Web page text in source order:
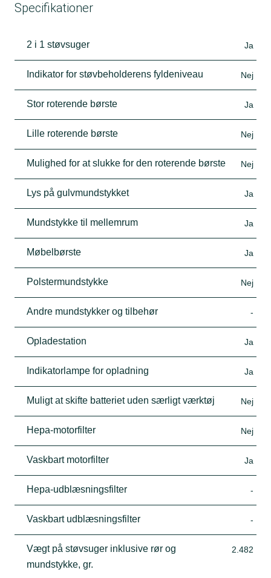
Specifikationer
2 i 1 støvsuger Ja
Indikator for støvbeholderens fyldeniveau Nej
Stor roterende børste Ja
Lille roterende børste Nej
Mulighed for at slukke for den roterende børste Nej
Lys på gulvmundstykket Ja
Mundstykke til mellemrum Ja
Møbelbørste Ja
Polstermundstykke Nej
Andre mundstykker og tilbehør -
Opladestation Ja
Indikatorlampe for opladning Ja
Muligt at skifte batteriet uden særligt værktøj Nej
Hepa-motorfilter Nej
Vaskbart motorfilter Ja
Hepa-udblæsningsfilter -
Vaskbart udblæsningsfilter -
Vægt på støvsuger inklusive rør og
mundstykke, gr.
2.482